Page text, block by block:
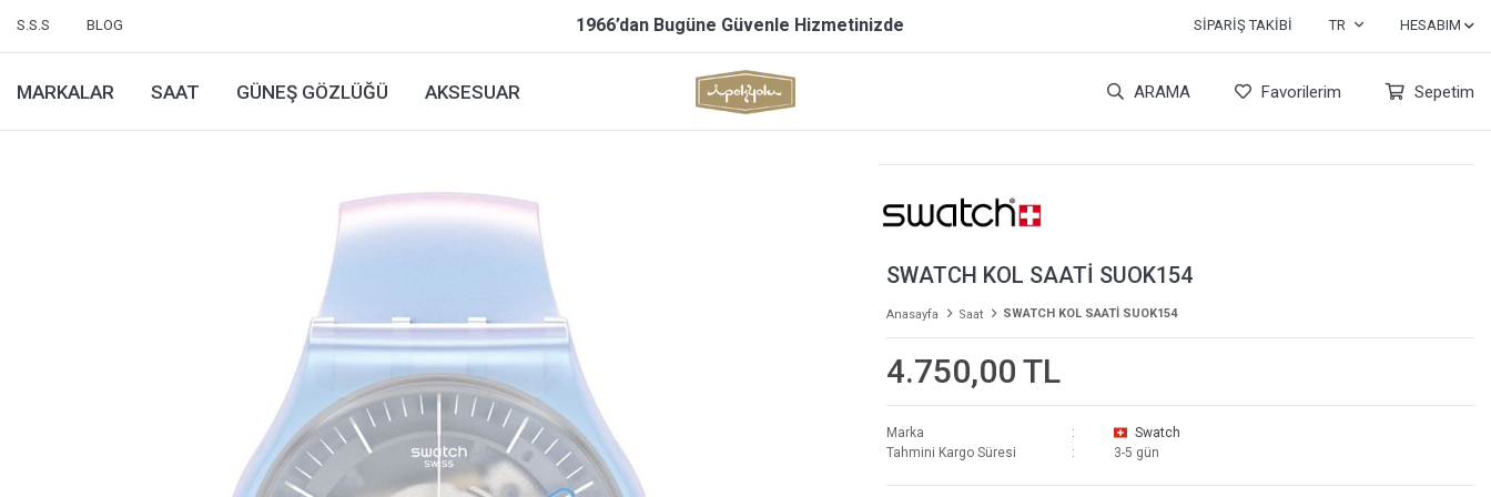
S.S.S BLOG 1966’dan Bugüne Güvenle Hizmetinizde SIPARIŞ TAKIBI TR HESABIM
MARKALAR SAAT GÜNEŞ GÖZLÜĞÜ AKSESUAR ARAMA Favorilerim Sepetim
SWATCH KOL SAATİ SUOK154
Anasayfa Saat SWATCH KOL SAATİ SUOK154
4.750,00 TL
Marka
Swatch
Tahmini Kargo Süresi
3-5 gün